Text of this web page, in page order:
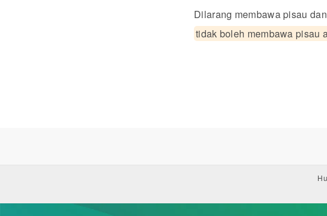
Dilarang membawa pisau
tidak boleh membawa pisau